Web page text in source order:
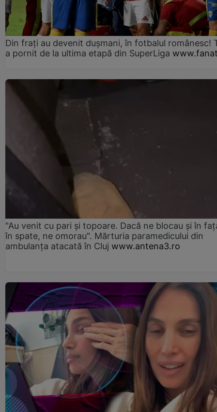
Din frați au devenit dușmani, în fotbalul românesc!
a pornit de la ultima etapă din SuperLiga
"Au venit cu pari și topoare. Dacă ne blocau şi în
în spate, ne omorau". Mărturia paramedicului din
ambulanţa atacată în Cluj www.antena3.ro